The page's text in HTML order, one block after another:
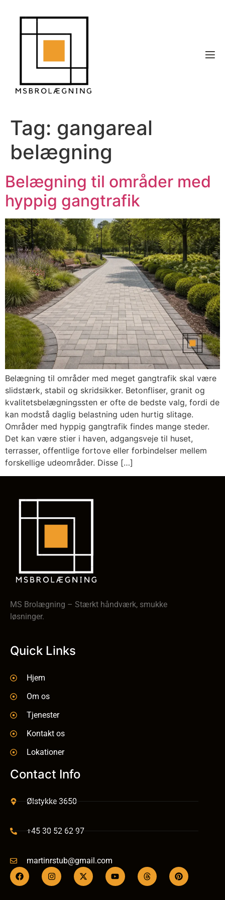
Tag: gangareal
belægning
Belægning til områder med
hyppig gangtrafik
Belægning til områder med meget gangtrafik skal være
slidstærk, stabil og skridsikker. Betonfliser, granit og
kvalitetsbelægningssten er ofte de bedste valg, fordi de
kan modstå daglig belastning uden hurtig slitage.
Områder med hyppig gangtrafik findes mange steder.
Det kan være stier i haven, adgangsveje til huset,
terrasser, offentlige fortove eller forbindelser mellem
forskellige udeområder. Disse […]
MS Brolægning – Stærkt håndværk, smukke
løsninger.
Quick Links
Hjem
Om os
Tjenester
Kontakt os
Lokationer
Contact Info
Ølstykke 3650
+45 30 52 62 97
martinrstub@gmail.com